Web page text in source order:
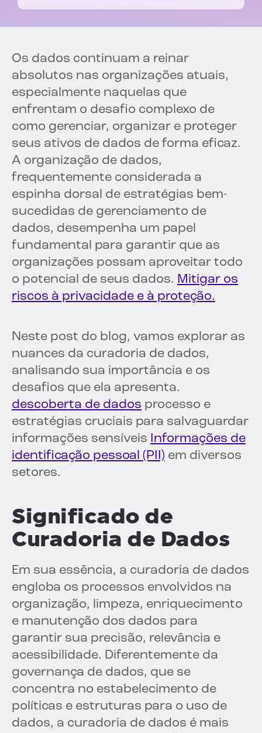
Os dados continuam a reinar
absolutos nas organizações atuais,
especialmente naquelas que
enfrentam o desafio complexo de
como gerenciar, organizar e proteger
seus ativos de dados de forma eficaz.
A organização de dados,
frequentemente considerada a
espinha dorsal de estratégias bem-
sucedidas de gerenciamento de
dados, desempenha um papel
fundamental para garantir que as
organizações possam aproveitar todo
o potencial de seus dados. Mitigar os
riscos à privacidade e à proteção.
Neste post do blog, vamos explorar as
nuances da curadoria de dados,
analisando sua importância e os
desafios que ela apresenta.
descoberta de dados processo e
estratégias cruciais para salvaguardar
informações sensíveis Informações de
identificação pessoal (PII) em diversos
setores.
Significado de
Curadoria de Dados
Em sua essência, a curadoria de dados
engloba os processos envolvidos na
organização, limpeza, enriquecimento
e manutenção dos dados para
garantir sua precisão, relevância e
acessibilidade. Diferentemente da
governança de dados, que se
concentra no estabelecimento de
políticas e estruturas para o uso de
dados, a curadoria de dados é mais